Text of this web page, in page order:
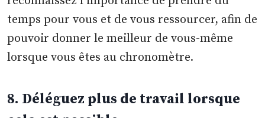
temps pour vous et de vous ressourcer, afin de
pouvoir donner le meilleur de vous-même
lorsque vous êtes au chronomètre.
8. Déléguez plus de travail lorsque